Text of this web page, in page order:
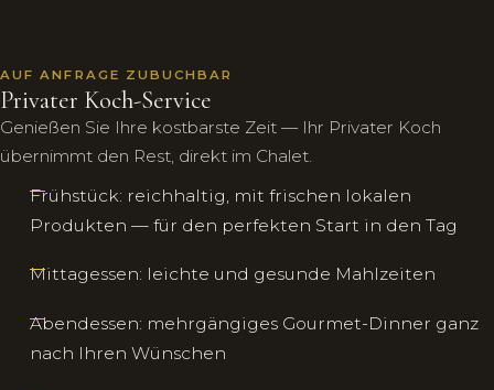
AUF ANFRAGE ZUBUCHBAR
Privater Koch-Service
Genießen Sie Ihre kostbarste Zeit — Ihr Privater Koch
übernimmt den Rest, direkt im Chalet.
Frühstück: reichhaltig, mit frischen lokalen
Produkten — für den perfekten Start in den Tag
Mittagessen: leichte und gesunde Mahlzeiten
Abendessen: mehrgängiges Gourmet-Dinner ganz
nach Ihren Wünschen